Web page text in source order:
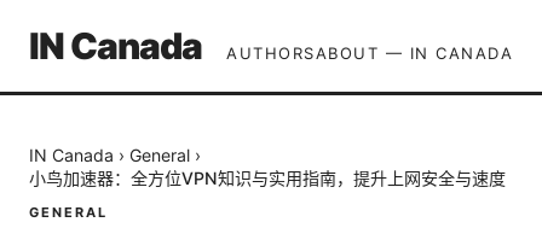
IN Canada AUTHORSABOUT — IN CANADA
IN Canada › General ›
小鸟加速器：全方位VPN知识与实用指南，提升上网安全与速度
GENERAL